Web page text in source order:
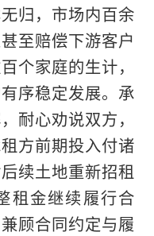
归，市场内百余
至赔偿下游客户
个家庭的生计，
序稳定发展。承
耐心劝说双方，
方前期投入付诸
续土地重新招租
租金继续履行合
顾合同约定与履